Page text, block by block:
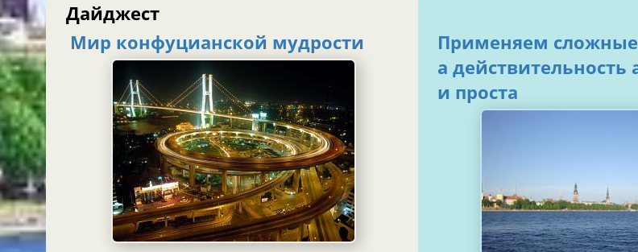
Дайджест
Мир конфуцианской мудрости
Применяем
а действительность
и проста